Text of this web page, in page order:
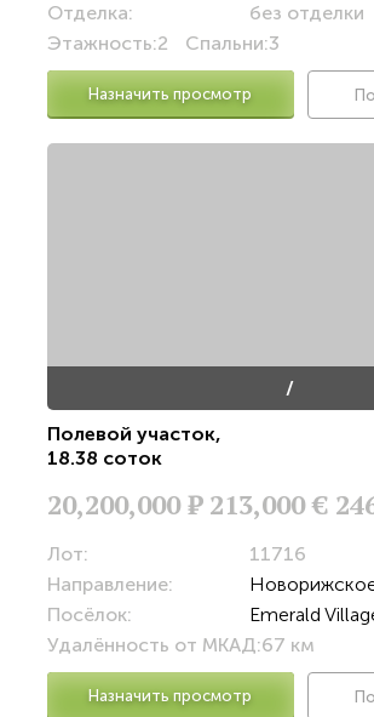
Отделка:
без отделки
Этажность:2 Спальни:3
Назначить просмотр
/
Полевой участок,
18.38 соток
20,200,000Р 213,000 €
Лот:
11716
Направление:
Посёлок:
Emerald
Удалённость от МКАД:67 км
Назначить просмотр